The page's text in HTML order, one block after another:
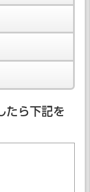
たら下記を